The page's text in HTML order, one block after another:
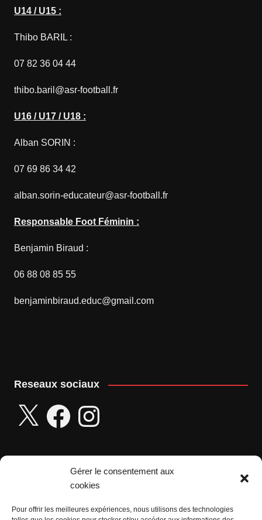
Gérer le consentement aux
cookies
Pour offrir les meilleures expériences, nous utilisons des technologies
U14 / U15 :
Thibo BARIL :
07 82 36 04 44
thibo.baril@asr-football.fr
U16 / U17 / U18 :
Alban SORIN :
07 69 86 34 42
alban.sorin-educateur@asr-football.fr
Responsable Foot Féminin :
Benjamin Biraud :
06 88 08 85 55
benjaminbiraud.educ@gmail.com
Reseaux sociaux
X FacebookInstagram
Sevan LE DIGABEL :